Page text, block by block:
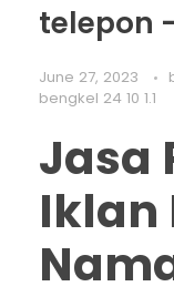
telepon
June 27, 2023
bengkel 24 10 1.1
Jasa
Iklan